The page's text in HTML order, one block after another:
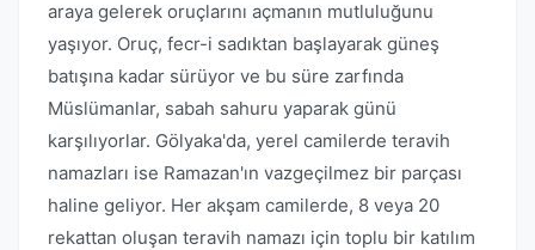
araya gelerek oruçlarını açmanın mutluluğunu
yaşıyor. Oruç, fecr-i sadıktan başlayarak güneş
batışına kadar sürüyor ve bu süre zarfında
Müslümanlar, sabah sahuru yaparak günü
karşılıyorlar. Gölyaka'da, yerel camilerde teravih
namazları ise Ramazan'ın vazgeçilmez bir parçası
haline geliyor. Her akşam camilerde, 8 veya 20
rekattan oluşan teravih namazı için toplu bir katılım